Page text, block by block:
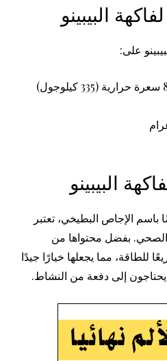
البيبينو
البيبينو
باسم الإجاص البطيخي، تعتبر
الصحي. بفضل محتواها من
للطاقة، مما يجعلها خيارًا جيدًا
يحتاجون إلى دفعة من النشاط.